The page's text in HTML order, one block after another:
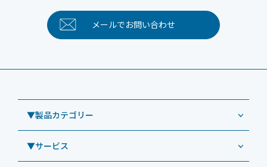
メールでお問い合わせ
▼製品カテゴリー
業務用タブレット
▼サービス